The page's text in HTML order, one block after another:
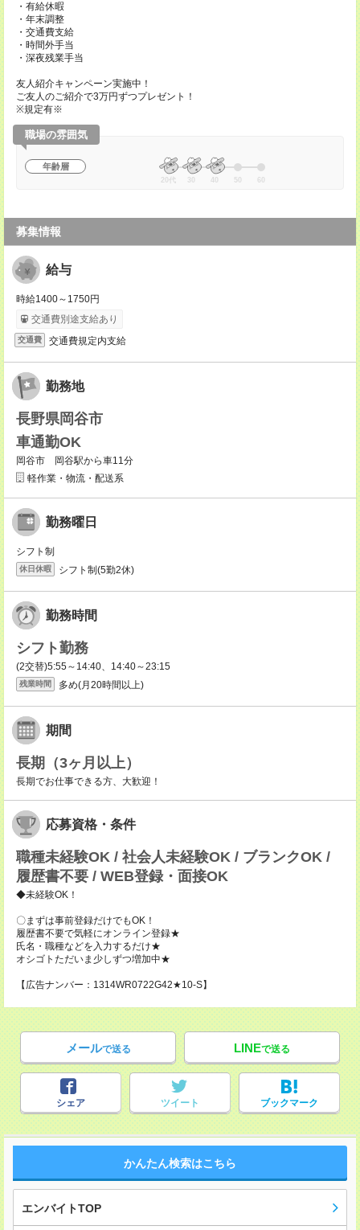
・有給休暇
・年末調整
・交通費支給
・時間外手当
・深夜残業手当
友人紹介キャンペーン実施中！
ご友人のご紹介で3万円ずつプレゼント！
※規定有※
職場の雰囲気
年齢層
20代 30 40 50 60
募集情報
給与
時給1400～1750円
交通費別途支給あり
交通費 交通費規定内支給
勤務地
長野県岡谷市
車通勤OK
岡谷市 岡谷駅から車11分
軽作業・物流・配送系
勤務曜日
シフト制
休日休暇 シフト制(5勤2休)
勤務時間
シフト勤務
(2交替)5:55～14:40、14:40～23:15
残業時間 多め(月20時間以上)
期間
長期（3ヶ月以上）
長期でお仕事できる方、大歓迎！
応募資格・条件
職種未経験OK / 社会人未経験OK / ブランクOK /
履歴書不要 / WEB登録・面接OK
◆未経験OK！
〇まずは事前登録だけでもOK！
履歴書不要で気軽にオンライン登録★
氏名・職種などを入力するだけ★
オシゴトただいま少しずつ増加中★
【広告ナンバー：1314WR0722G42★10-S】
メールで送る LINEで送る
シェア ツイート ブックマーク
かんたん検索はこちら
エンバイトTOP